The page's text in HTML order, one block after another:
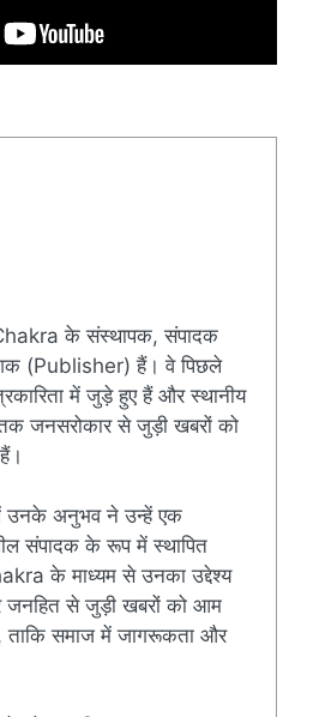
के संस्थापक, संपादक
(Publisher) हैं। वे पिछले
में जुड़े हुए हैं और स्थानीय
जनसरोकार से जुड़ी खबरों को
उनके अनुभव ने उन्हें एक
संपादक के रूप में स्थापित
के माध्यम से उनका उद्देश्य
जनहित से जुड़ी खबरों को आम
ताकि समाज में जागरूकता और